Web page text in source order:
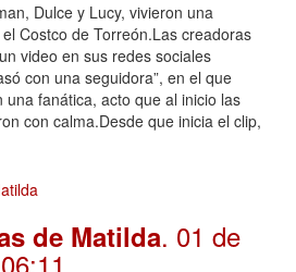
Dulce y Lucy, vivieron una
Costco de Torreón.Las creadoras
video en sus redes sociales
con una seguidora”, en el que
fanática, acto que al inicio las
con calma.Desde que inicia el clip,
de Matilda. 01 de